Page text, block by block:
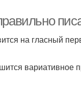
на глас­ный
вари­а­тив­ное